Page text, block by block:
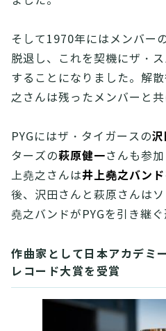
そして1970年にはメンバー
脱退し、これを契機にザ・
することになりました。解
之さんは残ったメンバーと共
PYGにはザ・タイガースの
ターズの萩原健一さんも参
上堯之さんは井上堯之バンド
後、沢田さんと萩原さんは
堯之バンドがPYGを引き継ぐ
作曲家として日本アカデミ
レコード大賞を受賞